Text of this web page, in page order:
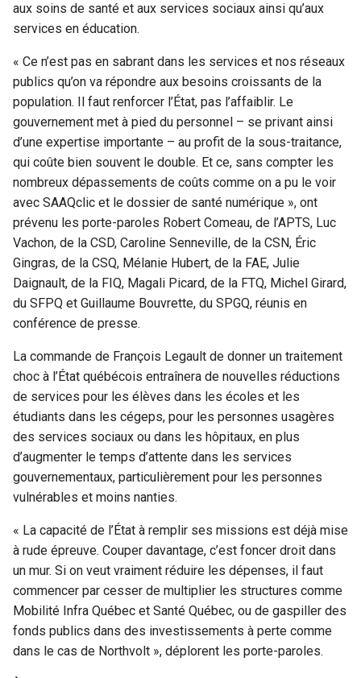
aux soins de santé et aux services sociaux ainsi qu’aux
services en éducation.
« Ce n’est pas en sabrant dans les services et nos réseaux
publics qu’on va répondre aux besoins croissants de la
population. Il faut renforcer l’État, pas l’affaiblir. Le
gouvernement met à pied du personnel – se privant ainsi
d’une expertise importante – au profit de la sous-traitance,
qui coûte bien souvent le double. Et ce, sans compter les
nombreux dépassements de coûts comme on a pu le voir
avec SAAQclic et le dossier de santé numérique », ont
prévenu les porte-paroles Robert Comeau, de l’APTS, Luc
Vachon, de la CSD, Caroline Senneville, de la CSN, Éric
Gingras, de la CSQ, Mélanie Hubert, de la FAE, Julie
Daignault, de la FIQ, Magali Picard, de la FTQ, Michel Girard,
du SFPQ et Guillaume Bouvrette, du SPGQ, réunis en
conférence de presse.
La commande de François Legault de donner un traitement
choc à l’État québécois entraînera de nouvelles réductions
de services pour les élèves dans les écoles et les
étudiants dans les cégeps, pour les personnes usagères
des services sociaux ou dans les hôpitaux, en plus
d’augmenter le temps d’attente dans les services
gouvernementaux, particulièrement pour les personnes
vulnérables et moins nanties.
« La capacité de l’État à remplir ses missions est déjà mise
à rude épreuve. Couper davantage, c’est foncer droit dans
un mur. Si on veut vraiment réduire les dépenses, il faut
commencer par cesser de multiplier les structures comme
Mobilité Infra Québec et Santé Québec, ou de gaspiller des
fonds publics dans des investissements à perte comme
dans le cas de Northvolt », déplorent les porte-paroles.